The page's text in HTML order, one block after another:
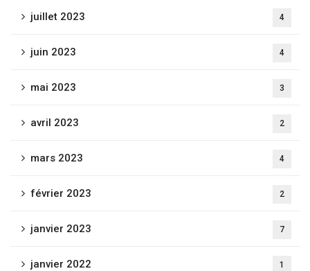
juillet 2023 4
juin 2023 4
mai 2023 3
avril 2023 2
mars 2023 4
février 2023 2
janvier 2023 7
janvier 2022 1